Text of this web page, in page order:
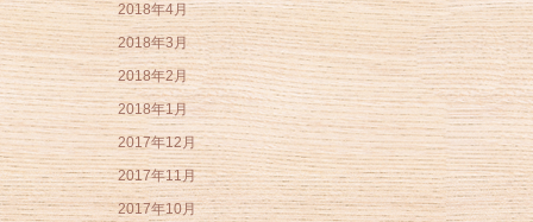
2018年4月
2018年3月
2018年2月
2018年1月
2017年12月
2017年11月
2017年10月